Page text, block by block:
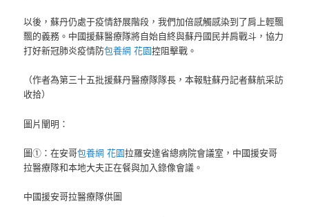
以後，蘇丹仍處于疫情舒展階段，我們加倍感觸感染到了肩上輕飄
飄的義務。中國援蘇醫療隊將自始自終與蘇丹國民并肩戰斗，協力
打好新冠肺炎疫情防包養網 花園控阻擊戰。
（作者為第三十五批援蘇丹醫療隊隊長，本報駐蘇丹記者蘇航采訪
收拾）
圖片闡明：
圖①：在安哥包養網 花園拉羅安達省總病院會議室，中國援安哥
拉醫療隊和本地大夫正在餐與加入錄像會議。
中國援安哥拉醫療隊供圖